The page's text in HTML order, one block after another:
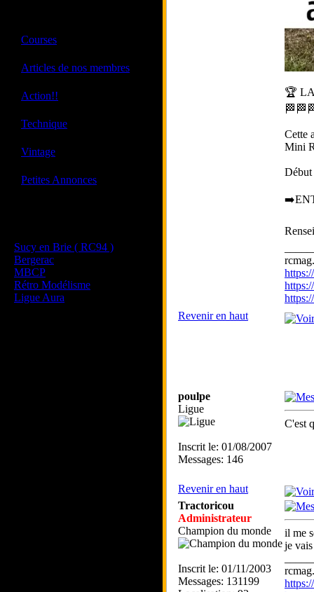
Courses
Articles de nos membres
Action!!
Technique
Vintage
Petites Annonces
Sucy en Brie ( RC94 )
Bergerac
MBCP
Rétro Modélisme
Ligue Aura
🏆
Cette
Mini
Début
Revenir en haut
poulpe
Ligue
Inscrit le: 01/08/2007
Messages: 146
C'est
Revenir en haut
Tractoricou
Administrateur
Champion du monde
Inscrit le: 01/11/2003
Messages: 131199
il me
je